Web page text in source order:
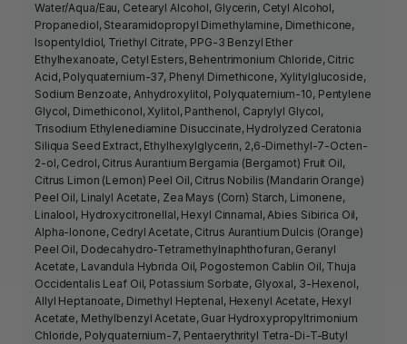
Water/Aqua/Eau, Cetearyl Alcohol, Glycerin, Cetyl Alcohol,
Propanediol, Stearamidopropyl Dimethylamine, Dimethicone,
Isopentyldiol, Triethyl Citrate, PPG-3 Benzyl Ether
Ethylhexanoate, Cetyl Esters, Behentrimonium Chloride, Citric
Acid, Polyquaternium-37, Phenyl Dimethicone, Xylitylglucoside,
Sodium Benzoate, Anhydroxylitol, Polyquaternium-10, Pentylene
Glycol, Dimethiconol, Xylitol, Panthenol, Caprylyl Glycol,
Trisodium Ethylenediamine Disuccinate, Hydrolyzed Ceratonia
Siliqua Seed Extract, Ethylhexylglycerin, 2,6-Dimethyl-7-Octen-
2-ol, Cedrol, Citrus Aurantium Bergamia (Bergamot) Fruit Oil,
Citrus Limon (Lemon) Peel Oil, Citrus Nobilis (Mandarin Orange)
Peel Oil, Linalyl Acetate, Zea Mays (Corn) Starch, Limonene,
Linalool, Hydroxycitronellal, Hexyl Cinnamal, Abies Sibirica Oil,
Alpha-Ionone, Cedryl Acetate, Citrus Aurantium Dulcis (Orange)
Peel Oil, Dodecahydro-Tetramethylnaphthofuran, Geranyl
Acetate, Lavandula Hybrida Oil, Pogostemon Cablin Oil, Thuja
Occidentalis Leaf Oil, Potassium Sorbate, Glyoxal, 3-Hexenol,
Allyl Heptanoate, Dimethyl Heptenal, Hexenyl Acetate, Hexyl
Acetate, Methylbenzyl Acetate, Guar Hydroxypropyltrimonium
Chloride, Polyquaternium-7, Pentaerythrityl Tetra-Di-T-Butyl